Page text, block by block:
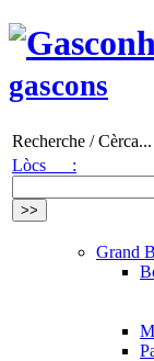
gascons
Recherche / Cèrca...
Lòcs :
Grand